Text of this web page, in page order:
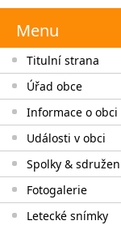
Menu
Titulní strana
Úřad obce
Informace o obci
Události v obci
Spolky &
Fotogalerie
Letecké snímky